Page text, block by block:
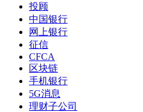
投顾
中国银行
网上银行
征信
CFCA
区块链
手机银行
5G消息
理财子公司